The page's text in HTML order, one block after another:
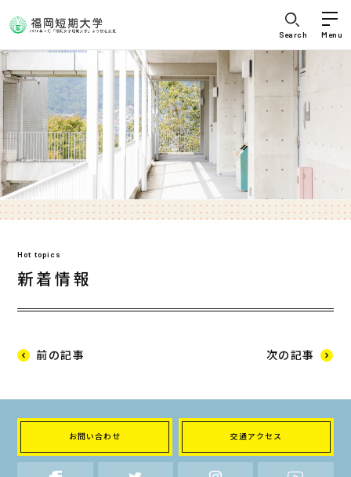
Search Menu
Hot topics
新着情報
前の記事 次の記事
お問い合わせ 交通アクセス